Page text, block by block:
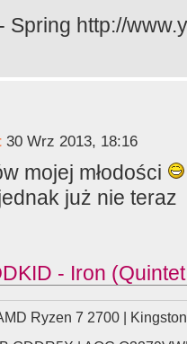
Spring http://
30 Wrz 2013, 18:16
mojej młodości
już nie teraz
- Iron
Ryzen 7 2700 |